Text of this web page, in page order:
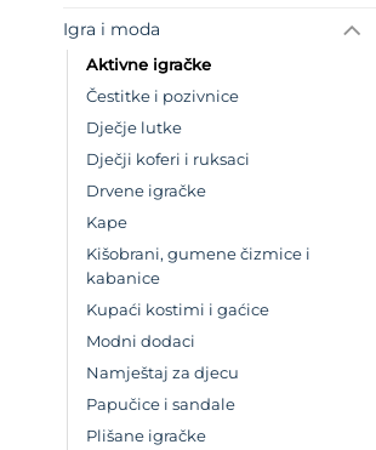
Igra i moda
Aktivne igračke
Čestitke i pozivnice
Dječje lutke
Dječji koferi i ruksaci
Drvene igračke
Kape
Kišobrani, gumene čizmice i
kabanice
Kupaći kostimi i gaćice
Modni dodaci
Namještaj za djecu
Papučice i sandale
Plišane igračke